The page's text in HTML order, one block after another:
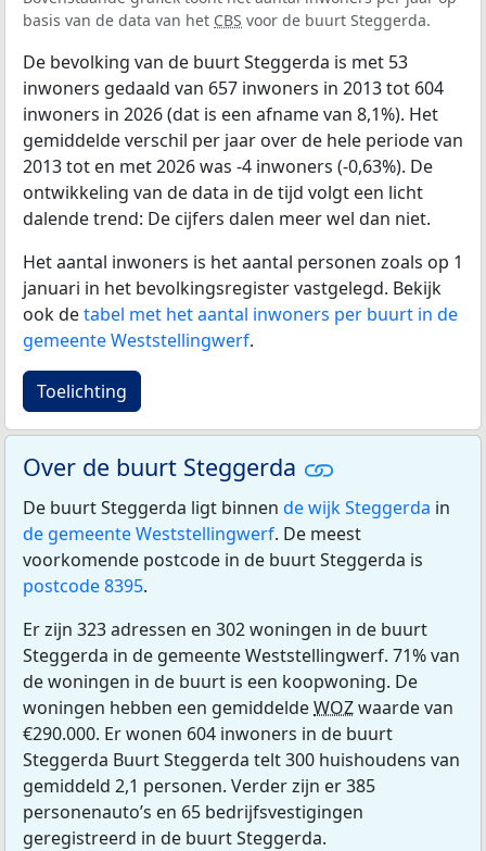
basis van de data van het CBS voor de buurt Steggerda.
De bevolking van de buurt Steggerda is met 53
inwoners gedaald van 657 inwoners in 2013 tot 604
inwoners in 2026 (dat is een afname van 8,1%). Het
gemiddelde verschil per jaar over de hele periode van
2013 tot en met 2026 was -4 inwoners (-0,63%). De
ontwikkeling van de data in de tijd volgt een licht
dalende trend: De cijfers dalen meer wel dan niet.
Het aantal inwoners is het aantal personen zoals op 1
januari in het bevolkingsregister vastgelegd. Bekijk
ook detabel met het aantal inwoners per buurt in de
gemeente Weststellingwerf.
Toelichting
Over de buurt Steggerda
De buurt Steggerda ligt binnen de wijk Steggerda in
de gemeente Weststellingwerf. De meest
voorkomende postcode in de buurt Steggerda is
postcode 8395.
Er zijn 323 adressen en 302 woningen in de buurt
Steggerda in de gemeente Weststellingwerf. 71% van
de woningen in de buurt is een koopwoning. De
woningen hebben een gemiddeldeWOZwaarde van
€290.000. Er wonen 604 inwoners in de buurt
Steggerda Buurt Steggerda telt 300 huishoudens van
gemiddeld 2,1 personen. Verder zijn er 385
personenauto’s en 65 bedrijfsvestigingen
geregistreerd in de buurt Steggerda.